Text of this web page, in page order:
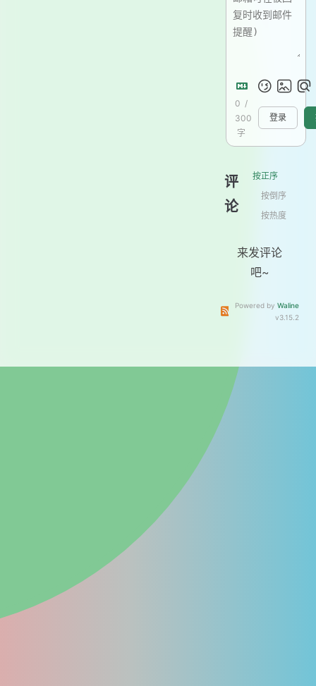
0 /
300
字
登录
评
论
按正序
按倒序
按热度
来发评论
吧~
订阅本文评论
Powered by Waline
v3.15.2